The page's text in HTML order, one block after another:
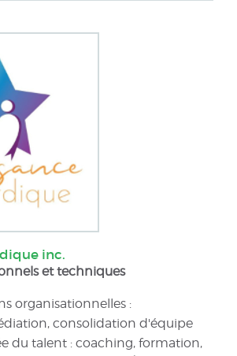
inc.
et techniques
organisationnelles :
consolidation d'équipe
du talent : coaching, formation,